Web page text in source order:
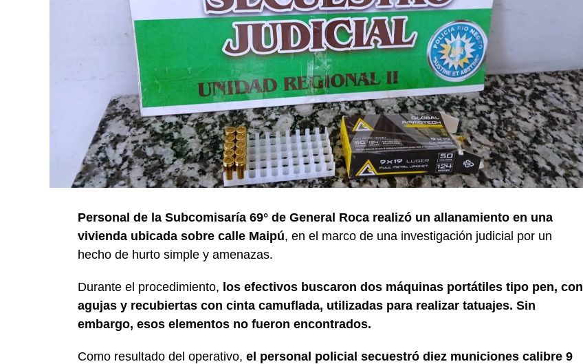
Personal de la Subcomisaría 69° de General Roca realizó un allanamiento en una
vivienda ubicada sobre calle Maipú, en el marco de una investigación judicial por un
hecho de hurto simple y amenazas.
Durante el procedimiento, los efectivos buscaron dos máquinas portátiles tipo pen, con
agujas y recubiertas con cinta camuflada, utilizadas para realizar tatuajes. Sin
embargo, esos elementos no fueron encontrados.
Como resultado del operativo, el personal policial secuestró diez municiones calibre 9